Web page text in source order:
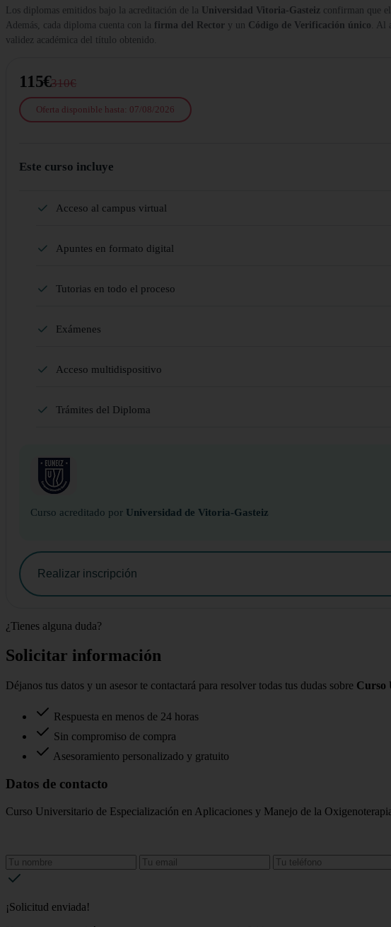
Los diplomas emitidos bajo la acreditación de la Universidad Vitoria-Gasteiz confirman que
Además, cada diploma cuenta con la firma del Rector y un Código de Verificación único. Al
validez académica del título obtenido.
115€310€
Oferta disponible hasta: 07/08/2026
Este curso incluye
Acceso al campus virtual
Apuntes en formato digital
Tutorias en todo el proceso
Exámenes
Acceso multidispositivo
Trámites del Diploma
Curso acreditado por Universidad de Vitoria-Gasteiz
Realizar inscripción
¿Tienes alguna duda?
Solicitar información
Déjanos tus datos y un asesor te contactará para resolver todas tus dudas sobre Curso
Respuesta en menos de 24 horas
Sin compromiso de compra
Asesoramiento personalizado y gratuito
Datos de contacto
Curso Universitario de Especialización en Aplicaciones y Manejo de la
¡Solicitud enviada!